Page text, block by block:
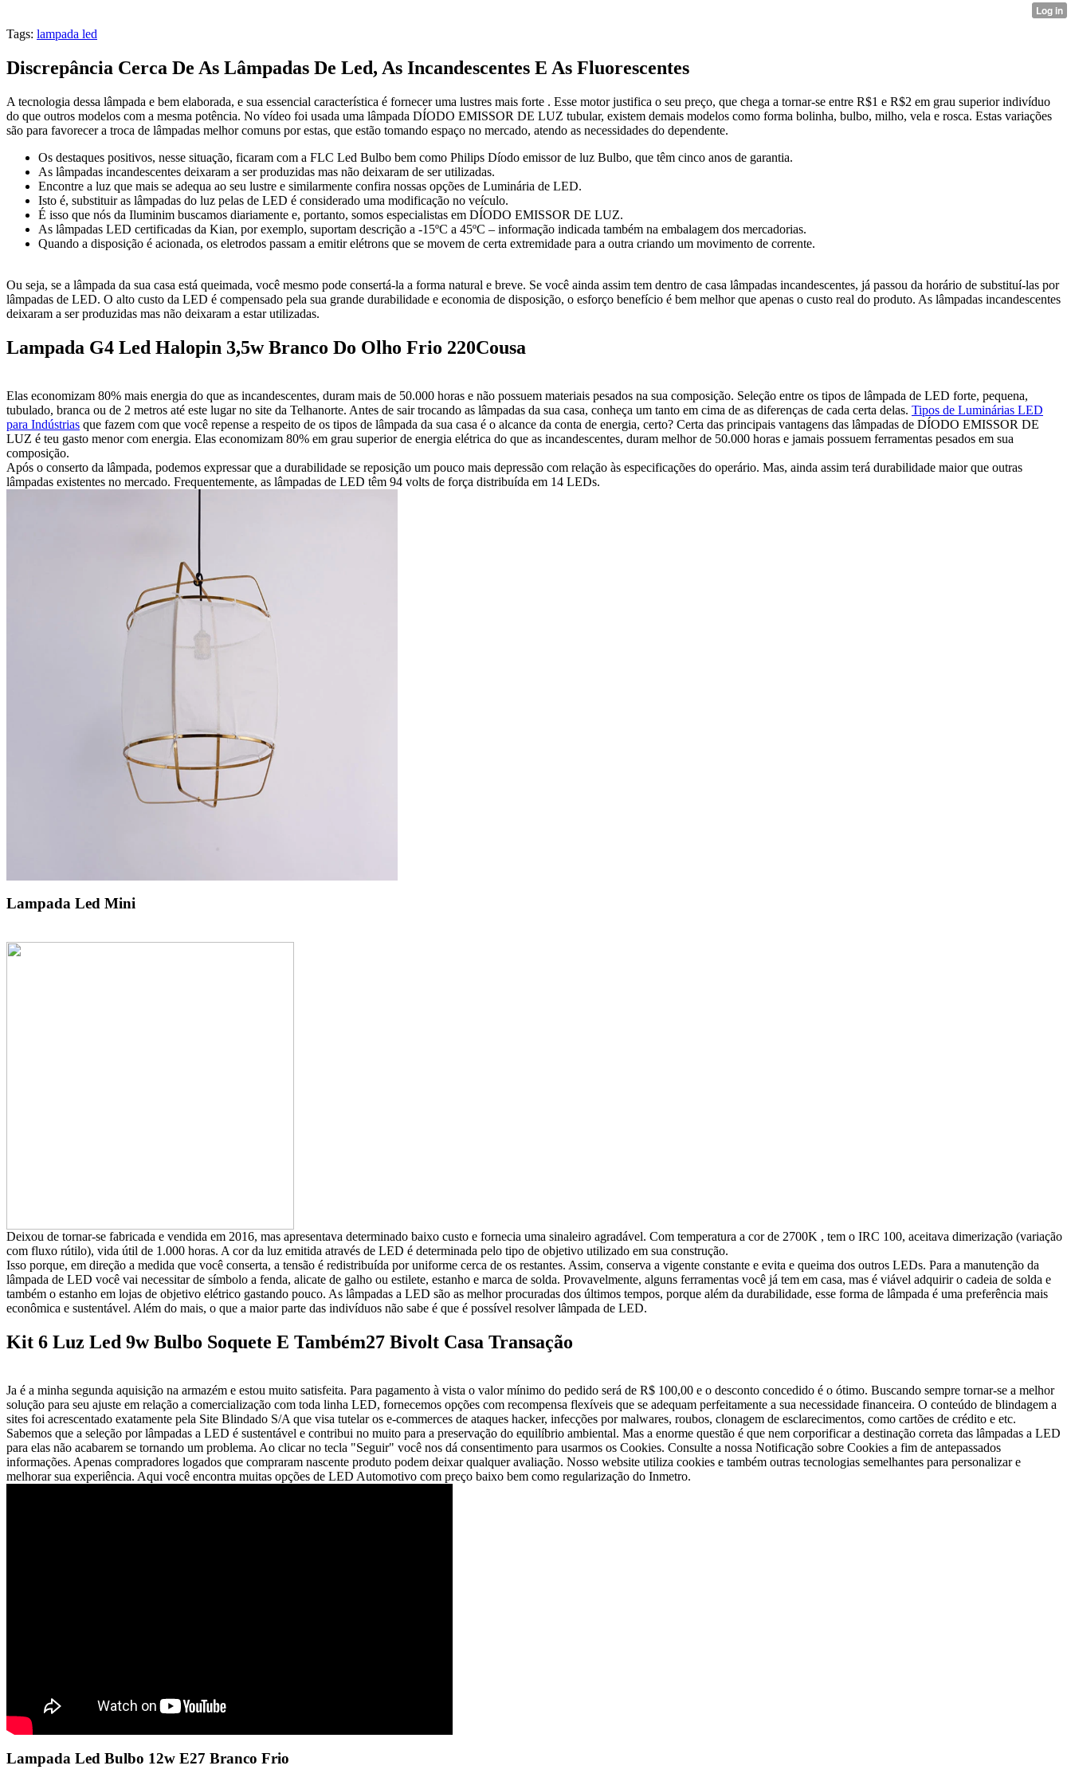
Tags: lampada led
Discrepância Cerca De As Lâmpadas De Led, As Incandescentes E As Fluorescentes
A tecnologia dessa lâmpada e bem elaborada, e sua essencial característica é fornecer uma lustres mais forte . Esse motor justifica o seu preço, que chega a tornar-se entre R$1 e R$2 em grau superior indivíduo
do que outros modelos com a mesma potência. No vídeo foi usada uma lâmpada DÍODO EMISSOR DE LUZ tubular, existem demais modelos como forma bolinha, bulbo, milho, vela e rosca. Estas variações
são para favorecer a troca de lâmpadas melhor comuns por estas, que estão tomando espaço no mercado, atendo as necessidades do dependente.
Os destaques positivos, nesse situação, ficaram com a FLC Led Bulbo bem como Philips Díodo emissor de luz Bulbo, que têm cinco anos de garantia.
As lâmpadas incandescentes deixaram a ser produzidas mas não deixaram de ser utilizadas.
Encontre a luz que mais se adequa ao seu lustre e similarmente confira nossas opções de Luminária de LED.
Isto é, substituir as lâmpadas do luz pelas de LED é considerado uma modificação no veículo.
É isso que nós da Iluminim buscamos diariamente e, portanto, somos especialistas em DÍODO EMISSOR DE LUZ.
As lâmpadas LED certificadas da Kian, por exemplo, suportam descrição a -15ºC a 45ºC – informação indicada também na embalagem dos mercadorias.
Quando a disposição é acionada, os eletrodos passam a emitir elétrons que se movem de certa extremidade para a outra criando um movimento de corrente.
Ou seja, se a lâmpada da sua casa está queimada, você mesmo pode consertá-la a forma natural e breve. Se você ainda assim tem dentro de casa lâmpadas incandescentes, já passou da horário de substituí-las por
lâmpadas de LED. O alto custo da LED é compensado pela sua grande durabilidade e economia de disposição, o esforço benefício é bem melhor que apenas o custo real do produto. As lâmpadas incandescentes
deixaram a ser produzidas mas não deixaram a estar utilizadas.
Lampada G4 Led Halopin 3,5w Branco Do Olho Frio 220Cousa
Elas economizam 80% mais energia do que as incandescentes, duram mais de 50.000 horas e não possuem materiais pesados na sua composição. Seleção entre os tipos de lâmpada de LED forte, pequena,
tubulado, branca ou de 2 metros até este lugar no site da Telhanorte. Antes de sair trocando as lâmpadas da sua casa, conheça um tanto em cima de as diferenças de cada certa delas. Tipos de Luminárias LED
para Indústrias que fazem com que você repense a respeito de os tipos de lâmpada da sua casa é o alcance da conta de energia, certo? Certa das principais vantagens das lâmpadas de DÍODO EMISSOR DE
LUZ é teu gasto menor com energia. Elas economizam 80% em grau superior de energia elétrica do que as incandescentes, duram melhor de 50.000 horas e jamais possuem ferramentas pesados em sua
composição.
Após o conserto da lâmpada, podemos expressar que a durabilidade se reposição um pouco mais depressão com relação às especificações do operário. Mas, ainda assim terá durabilidade maior que outras
lâmpadas existentes no mercado. Frequentemente, as lâmpadas de LED têm 94 volts de força distribuída em 14 LEDs.
Lampada Led Mini
Deixou de tornar-se fabricada e vendida em 2016, mas apresentava determinado baixo custo e fornecia uma sinaleiro agradável. Com temperatura a cor de 2700K , tem o IRC 100, aceitava dimerização (variação
com fluxo rútilo), vida útil de 1.000 horas. A cor da luz emitida através de LED é determinada pelo tipo de objetivo utilizado em sua construção.
Isso porque, em direção a medida que você conserta, a tensão é redistribuída por uniforme cerca de os restantes. Assim, conserva a vigente constante e evita e queima dos outros LEDs. Para a manutenção da
lâmpada de LED você vai necessitar de símbolo a fenda, alicate de galho ou estilete, estanho e marca de solda. Provavelmente, alguns ferramentas você já tem em casa, mas é viável adquirir o cadeia de solda e
também o estanho em lojas de objetivo elétrico gastando pouco. As lâmpadas a LED são as melhor procuradas dos últimos tempos, porque além da durabilidade, esse forma de lâmpada é uma preferência mais
econômica e sustentável. Além do mais, o que a maior parte das indivíduos não sabe é que é possível resolver lâmpada de LED.
Kit 6 Luz Led 9w Bulbo Soquete E Também27 Bivolt Casa Transação
Ja é a minha segunda aquisição na armazém e estou muito satisfeita. Para pagamento à vista o valor mínimo do pedido será de R$ 100,00 e o desconto concedido é o ótimo. Buscando sempre tornar-se a melhor
solução para seu ajuste em relação a comercialização com toda linha LED, fornecemos opções com recompensa flexíveis que se adequam perfeitamente a sua necessidade financeira. O conteúdo de blindagem a
sites foi acrescentado exatamente pela Site Blindado S/A que visa tutelar os e-commerces de ataques hacker, infecções por malwares, roubos, clonagem de esclarecimentos, como cartões de crédito e etc.
Sabemos que a seleção por lâmpadas a LED é sustentável e contribui no muito para a preservação do equilíbrio ambiental. Mas a enorme questão é que nem corporificar a destinação correta das lâmpadas a LED
para elas não acabarem se tornando um problema. Ao clicar no tecla "Seguir" você nos dá consentimento para usarmos os Cookies. Consulte a nossa Notificação sobre Cookies a fim de antepassados
informações. Apenas compradores logados que compraram nascente produto podem deixar qualquer avaliação. Nosso website utiliza cookies e também outras tecnologias semelhantes para personalizar e
melhorar sua experiência. Aqui você encontra muitas opções de LED Automotivo com preço baixo bem como regularização do Inmetro.
Lampada Led Bulbo 12w E27 Branco Frio